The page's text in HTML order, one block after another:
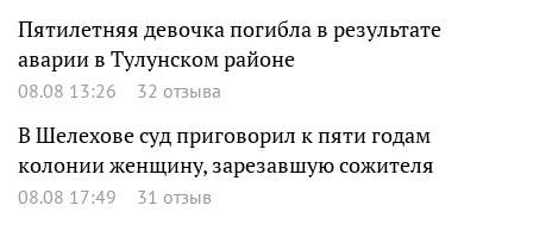
Пятилетняя девочка погибла в результате
аварии в Тулунском районе
08.08 13:26 32 отзыва
В Шелехове суд приговорил к пяти годам
колонии женщину, зарезавшую сожителя
08.08 17:49 31 отзыв